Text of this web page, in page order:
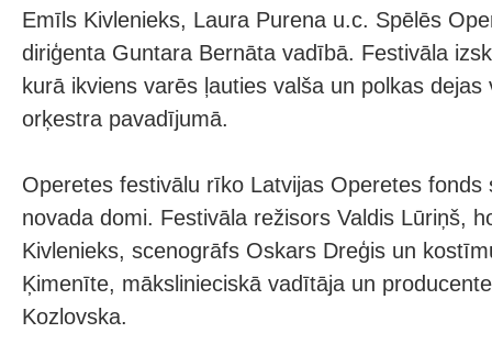
Emīls Kivlenieks, Laura Purena u.c. Spēlēs
diriģenta Guntara Bernāta vadībā. Festivāla
kurā ikviens varēs ļauties valša un polkas dejas
orķestra pavadījumā.
Operetes festivālu rīko Latvijas Operetes fonds
novada domi. Festivāla režisors Valdis Lūriņš,
Kivlenieks, scenogrāfs Oskars Dreģis un
Ķimenīte, mākslinieciskā vadītāja un
Kozlovska.